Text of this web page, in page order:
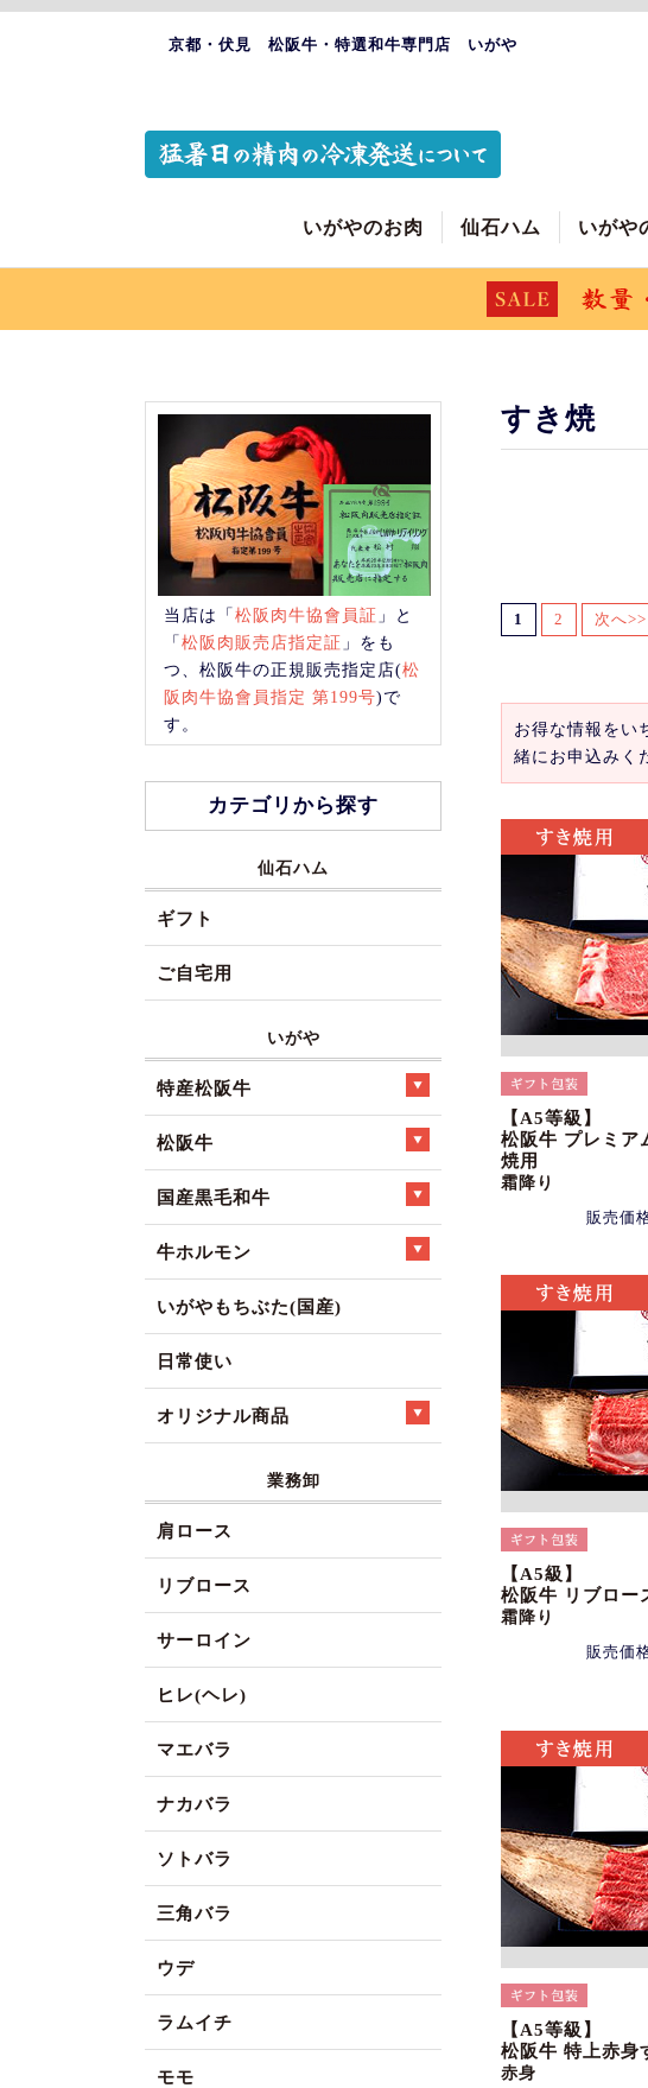
京都・伏見 松阪牛・特選和牛専門店 いがや
いがやのお肉 仙石ハム いがや
すき焼
1 2 次へ>>
お得な情報をい
緒にお申込みく
【A5等級】
松阪牛 プレミア
焼用
霜降り
販売価
【A5級】
松阪牛 リブロー
霜降り
販売価
【A5等級】
松阪牛 特上赤身
赤身
当店は「松阪肉牛協會員証 」と
「松阪肉販売店指定証 」をも
つ、松阪牛の正規販売指定店(松
阪肉牛協會員指定 第199号)で
す。
カテゴリから探す
仙石ハム
ギフト
ご自宅用
いがや
特産松阪牛
松阪牛
国産黒毛和牛
牛ホルモン
いがやもちぶた(国産)
日常使い
オリジナル商品
業務卸
肩ロース
リブロース
サーロイン
ヒレ(ヘレ)
マエバラ
ナカバラ
ソトバラ
三角バラ
ウデ
ラムイチ
モモ